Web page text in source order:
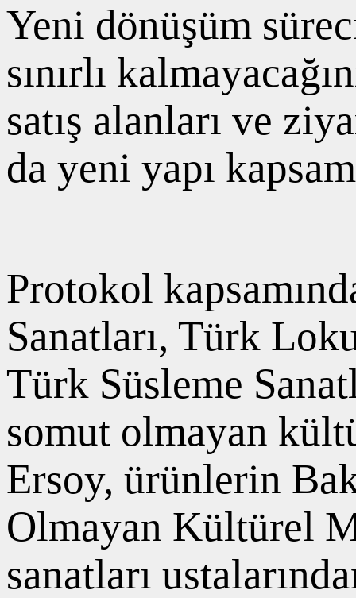
Yeni dönüşüm
sınırlı
satış alanları ve
da yeni yapı
Protokol
Sanatları, Türk
Türk Süsleme
somut olmayan
Ersoy, ürünlerin
Olmayan Kültürel
sanatları